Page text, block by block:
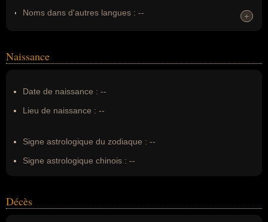
Noms dans d'autres langues : --
Nom de famille :Serling
+
+
Naissance
Date de naissance : --
Lieu de naissance : --
Signe astrologique du zodiaque : --
Signe astrologique chinois : --
Décès